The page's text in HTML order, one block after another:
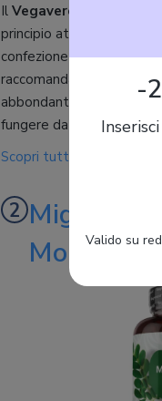
Il Vegavero Moringa
principio attivo, la
confezione contiene270
raccomandata, da non
abbondante acqua.
fungere da vero e
Scopri tutto sul prodotto
Miglior
Moringa
-
Valido su